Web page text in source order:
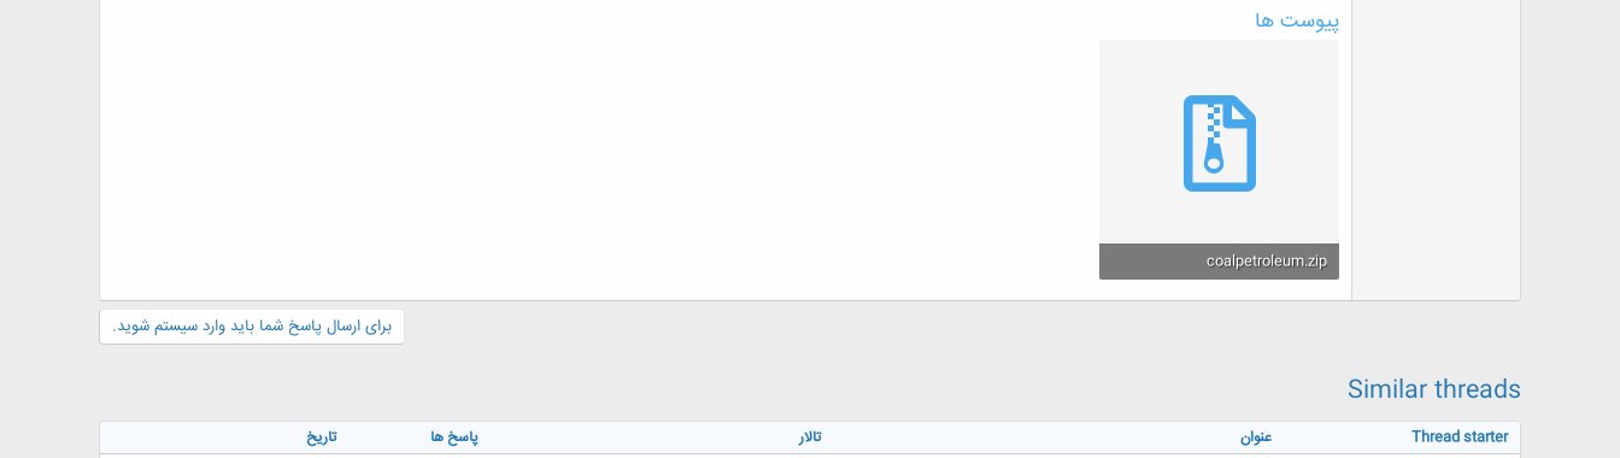
پیوست ها
coalpetroleum.zip
934.3 کیلوبایت · بازدیدها: 4
برای ارسال پاسخ شما باید وارد سیستم شوید.
Similar threads
Thread starter عنوان تالار پاسخ ها تاریخ